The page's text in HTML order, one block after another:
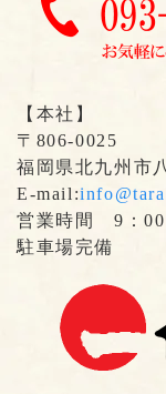
【本社】
〒806-0025
福岡県北九州市
E-mail:
営業時間 9：
駐車場完備